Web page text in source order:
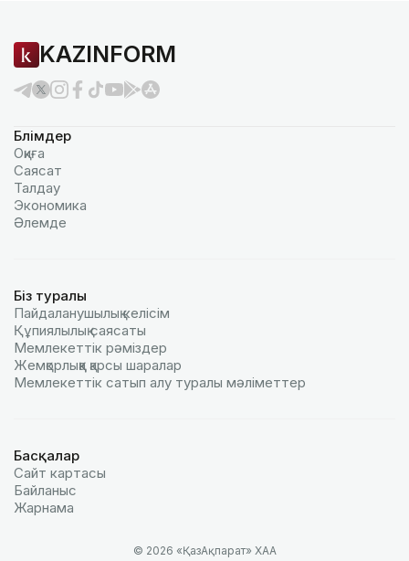
KAZINFORM
Бөлімдер
Оқиға
Саясат
Талдау
Экономика
Әлемде
Біз туралы
Пайдаланушылық келiciм
Құпиялылық саясаты
Мемлекеттік рәміздер
Жемқорлыққа қарсы шаралар
Мемлекеттік сатып алу туралы мәлiметтер
Басқалар
Сайт картасы
Байланыс
Жарнама
© 2026 «ҚазАқпарат» ХАА